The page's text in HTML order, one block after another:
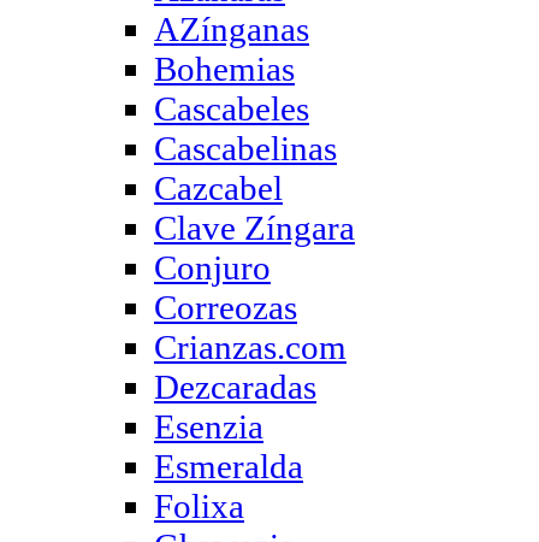
AZínganas
Bohemias
Cascabeles
Cascabelinas
Cazcabel
Clave Zíngara
Conjuro
Correozas
Crianzas.com
Dezcaradas
Esenzia
Esmeralda
Folixa